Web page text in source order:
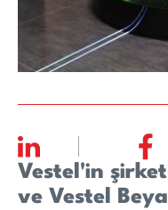
Vestel'in
ve Vestel